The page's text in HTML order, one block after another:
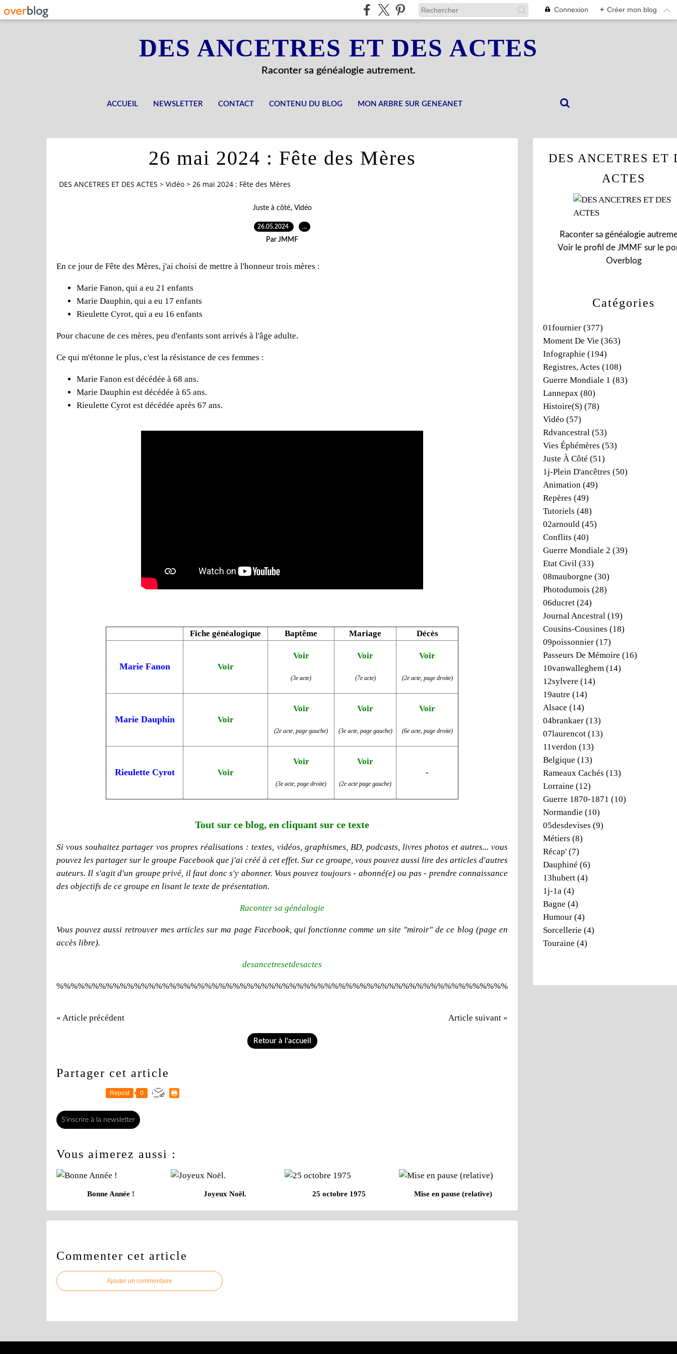
Connexion + Créer mon blog
DES ANCETRES ET DES ACTES
Raconter sa généalogie autrement.
ACCUEIL NEWSLETTER CONTACT CONTENU DU BLOG MON ARBRE SUR GENEANET
26 mai 2024 : Fête des Mères
DES ANCETRES ET DES ACTES > Vidéo > 26 mai 2024 : Fête des Mères
Juste à côté, Vidéo
26.05.2024 …
Par JMMF
En ce jour de Fête des Mères, j'ai choisi de mettre à l'honneur trois mères :
Marie Fanon, qui a eu 21 enfants
Marie Dauphin, qui a eu 17 enfants
Rieulette Cyrot, qui a eu 16 enfants
Pour chacune de ces mères, peu d'enfants sont arrivés à l'âge adulte.
Ce qui m'étonne le plus, c'est la résistance de ces femmes :
Marie Fanon est décédée à 68 ans.
Marie Dauphin est décédée à 65 ans.
Rieulette Cyrot est décédée après 67 ans.
Fiche généalogique Baptême Mariage Décès
Marie Fanon Voir
Voir
(3e acte)
Voir
(7e acte)
Voir
(2e acte, page droite)
Marie Dauphin Voir
Voir
(2e acte, page gauche)
Voir
(3e acte, page gauche)
Voir
(6e acte, page droite)
Rieulette Cyrot Voir
Voir
(3e acte, page droite)
Voir
(2e acte page gauche)
-
Tout sur ce blog, en cliquant sur ce texte
Si vous souhaitez partager vos propres réalisations : textes, vidéos, graphismes, BD, podcasts, livres photos et autres... vous
pouvez les partager sur le groupe Facebook que j'ai créé à cet effet. Sur ce groupe, vous pouvez aussi lire des articles d'autres
auteurs. Il s'agit d'un groupe privé, il faut donc s'y abonner. Vous pouvez toujours - abonné(e) ou pas - prendre connaissance
des objectifs de ce groupe en lisant le texte de présentation.
Raconter sa généalogie
Vous pouvez aussi retrouver mes articles sur ma page Facebook, qui fonctionne comme un site "miroir" de ce blog (page en
accès libre).
desancetresetdesactes
%%%%%%%%%%%%%%%%%%%%%%%%%%%%%%%%%%%%%%%%%%%%%%%%%%%%%%%%%%%%%%%%
« Article précédent Article suivant »
Retour à l'accueil
Partager cet article
Repost 0
S'inscrire à la newsletter
Vous aimerez aussi :
Bonne Année ! Joyeux Noël. 25 octobre 1975 Mise en pause (relative)
Commenter cet article
Ajouter un commentaire
Catégories
01fournier (377)
Moment De Vie (363)
Infographie (194)
Registres, Actes (108)
Guerre Mondiale 1 (83)
Lannepax (80)
Histoire(s) (78)
Vidéo (57)
Rdvancestral (53)
Vies Éphémères (53)
Juste À Côté (51)
1j-Plein D'ancêtres (50)
Animation (49)
Repères (49)
Tutoriels (48)
02arnould (45)
Conflits (40)
Guerre Mondiale 2 (39)
Etat Civil (33)
08mauborgne (30)
Photodumois (28)
06ducret (24)
Journal Ancestral (19)
Cousins-Cousines (18)
09poissonnier (17)
Passeurs De Mémoire (16)
10vanwalleghem (14)
12sylvere (14)
19autre (14)
Alsace (14)
04brankaer (13)
07laurencot (13)
11verdon (13)
Belgique (13)
Rameaux Cachés (13)
Lorraine (12)
Guerre 1870-1871 (10)
Normandie (10)
05desdevises (9)
Métiers (8)
Récap' (7)
Dauphiné (6)
13hubert (4)
1j-1a (4)
Bagne (4)
Humour (4)
Sorcellerie (4)
Touraine (4)
DES ANCETRES ET
ACTES
Raconter sa généalogie
Voir le profil de JMMF sur le
Overblog